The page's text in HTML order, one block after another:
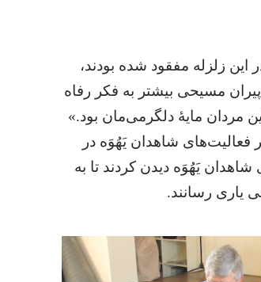
این زلزله مفقود شده بودند،‏
مسیحی بیشتر به فکر رفاه
مردان مایهٔ دلگرمی‌مان بود.‏»
فعالیت‌های شاهدان یَهُوَه در
یَهُوَه دیدن کردند تا به
یاری رسانند.‏